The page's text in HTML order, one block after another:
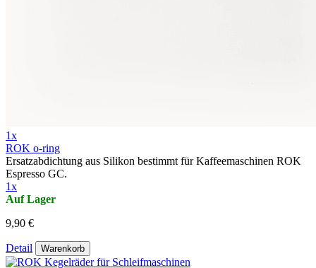
1x
ROK o-ring
Ersatzabdichtung aus Silikon bestimmt für Kaffeemaschinen ROK
Espresso GC.
1x
Auf Lager
9,90 €
Detail Warenkorb